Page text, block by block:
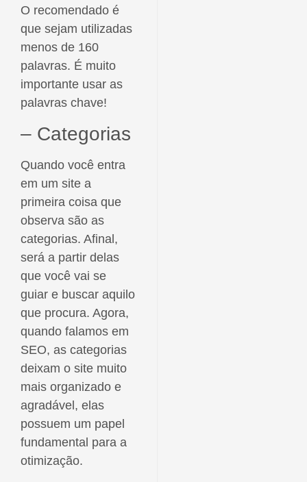
O recomendado é
que sejam utilizadas
menos de 160
palavras. É muito
importante usar as
palavras chave!
– Categorias
Quando você entra
em um site a
primeira coisa que
observa são as
categorias. Afinal,
será a partir delas
que você vai se
guiar e buscar aquilo
que procura. Agora,
quando falamos em
SEO, as categorias
deixam o site muito
mais organizado e
agradável, elas
possuem um papel
fundamental para a
otimização.